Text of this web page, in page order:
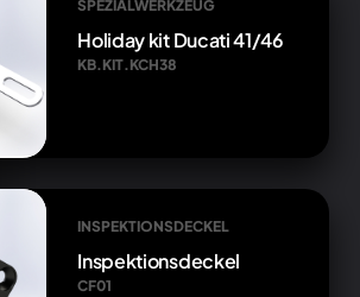
SPEZIALWERKZEUG
Holiday kit Ducati 41/46
KB.KIT.KCH38
INSPEKTIONSDECKEL
Inspektionsdeckel
CF01